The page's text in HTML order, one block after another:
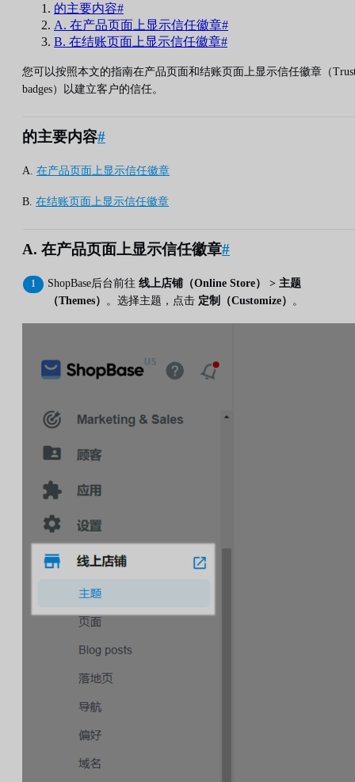
的主要内容#
A. 在产品页面上显示信任徽章#
B. 在结账页面上显示信任徽章#
您可以按照本文的指南在产品页面和结账页面上显示信任徽章（
badges）以建立客户的信任。
的主要内容#
A. 在产品页面上显示信任徽章
B. 在结账页面上显示信任徽章
A. 在产品页面上显示信任徽章#
ShopBase后台前往 线上店铺（Online Store） > 主题
（Themes）
。选择主题，点击 定制（Customize） 。